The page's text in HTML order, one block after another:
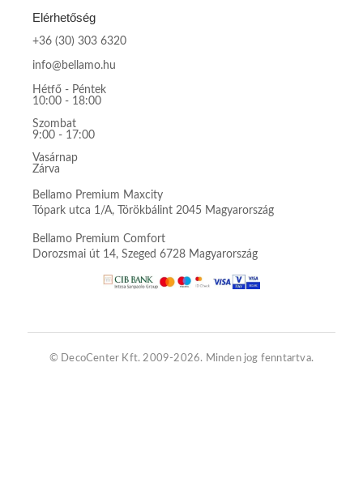
Elérhetőség
+36 (30) 303 6320
info@bellamo.hu
Hétfő - Péntek
10:00 - 18:00
Szombat
9:00 - 17:00
Vasárnap
Zárva
Bellamo Premium Maxcity
Tópark utca 1/A, Törökbálint 2045 Magyarország
Bellamo Premium Comfort
Dorozsmai út 14, Szeged 6728 Magyarország
© DecoCenter Kft. 2009-2026. Minden jog fenntartva.